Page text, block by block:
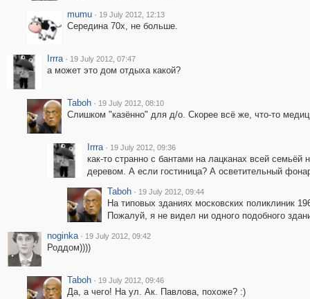
mumu · 19 July 2012, 12:13
Середина 70х, не больше.
Irrra · 19 July 2012, 07:47
а может это дом отдыха какой?
Taboh · 19 July 2012, 08:10
Слишком "казённо" для д/о. Скорее всё же, что-то
Irrra · 19 July 2012, 09:36
как-то странно с бантами на лацканах всей
деревом. А если гостиница? А осветительный
Taboh · 19 July 2012, 09:44
На типовых зданиях московских поликлиник
Пожалуй, я не видел ни одного подобного
noginka · 19 July 2012, 09:42
Роддом))))
Taboh · 19 July 2012, 09:46
Да, а чего! На ул. Ак. Павлова, похоже? :)